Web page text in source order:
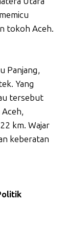
tokoh Aceh.
Panjang,
Yang
tersebut
km. Wajar
keberatan